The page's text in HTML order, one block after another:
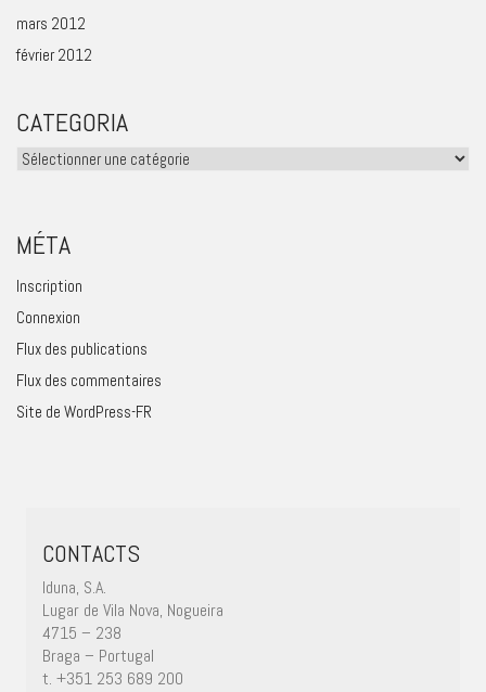
mars 2012
février 2012
CATEGORIA
Categoria
MÉTA
Inscription
Connexion
Flux des publications
Flux des commentaires
Site de WordPress-FR
CONTACTS
Iduna, S.A.
Lugar de Vila Nova, Nogueira
4715 – 238
Braga – Portugal
t. +351 253 689 200